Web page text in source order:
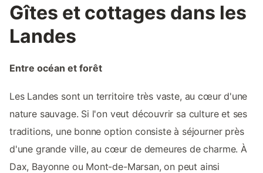
Gîtes et cottages dans les
Landes
Entre océan et forêt
Les Landes sont un territoire très vaste, au cœur d'une
nature sauvage. Si l'on veut découvrir sa culture et ses
traditions, une bonne option consiste à séjourner près
d'une grande ville, au cœur de demeures de charme. À
Dax, Bayonne ou Mont-de-Marsan, on peut ainsi